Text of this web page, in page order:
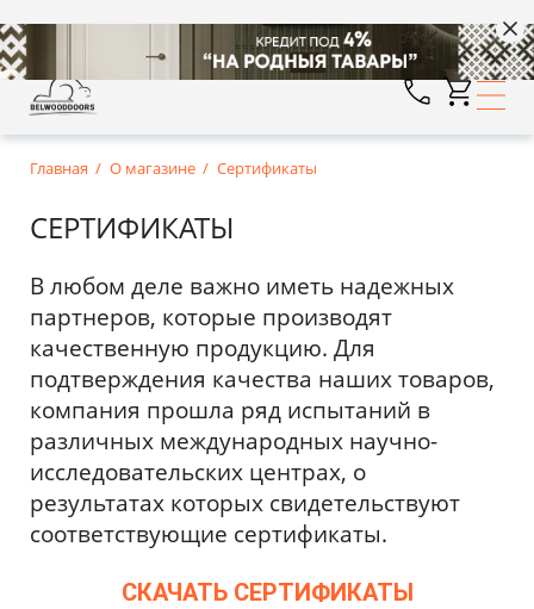
Главная О магазине Сертификаты
СЕРТИФИКАТЫ
В любом деле важно иметь надежных
партнеров, которые производят
качественную продукцию. Для
подтверждения качества наших товаров,
компания прошла ряд испытаний в
различных международных научно-
исследовательских центрах, о
результатах которых свидетельствуют
соответствующие сертификаты.
СКАЧАТЬ СЕРТИФИКАТЫ